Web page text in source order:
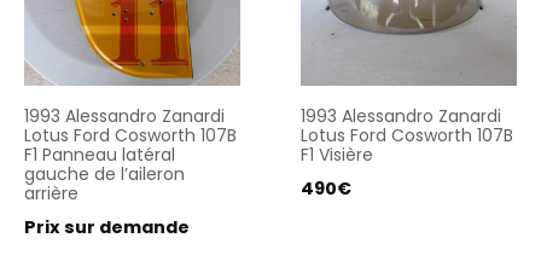
1993 Alessandro Zanardi
Lotus Ford Cosworth 107B
F1 Panneau latéral
gauche de l’aileron
arrière
Prix sur demande
1993 Alessandro Zanardi
Lotus Ford Cosworth 107B
F1 Visière
490€